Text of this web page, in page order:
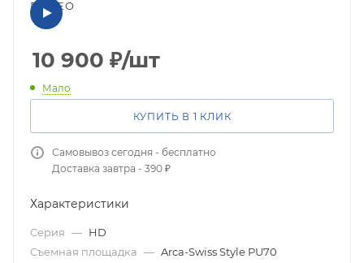
ВИДЕО
10 900 ₽/шт
Мало
КУПИТЬ В 1 КЛИК
Самовывоз сегодня - бесплатно
Доставка завтра - 390 ₽
Характеристики
Серия — HD
Съемная площадка — Arca-Swiss Style PU70